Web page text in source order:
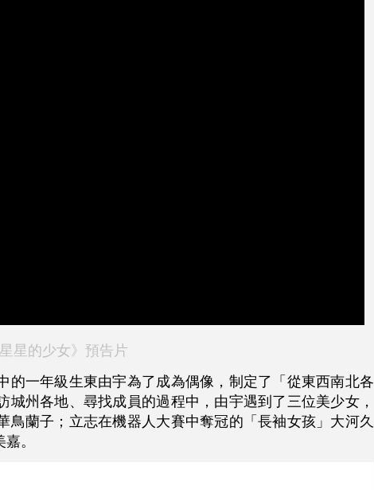
星星的少女》預告片
的一年級生東由宇為了成為偶像，制定了「從東西南北各
州各地、尋找成員的過程中，由宇遇到了三位美少女，
蘭子；立志在機器人大賽中奪冠的「長袖女孩」大河久
。